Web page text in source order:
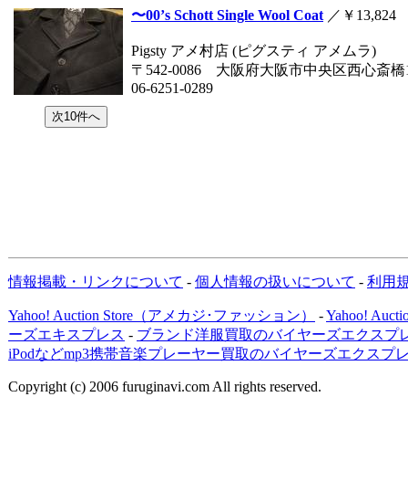
〜00’s Schott Single Wool Coat ／￥13,824
Pigsty アメ村店 (ピグスティ アメムラ)
〒542-0086 大阪府大阪市中央区西心斎橋
06-6251-0289
情報掲載・リンクについて - 個人情報の扱いについて - 利用
Yahoo! Auction Store（アメカジ･ファッション） -Yahoo!
ーズエキスプレス - ブランド洋服買取のバイヤーズエクスプ
iPodなどmp3携帯音楽プレーヤー買取のバイヤーズエクスプ
Copyright (c) 2006 furuginavi.com All rights reserved.